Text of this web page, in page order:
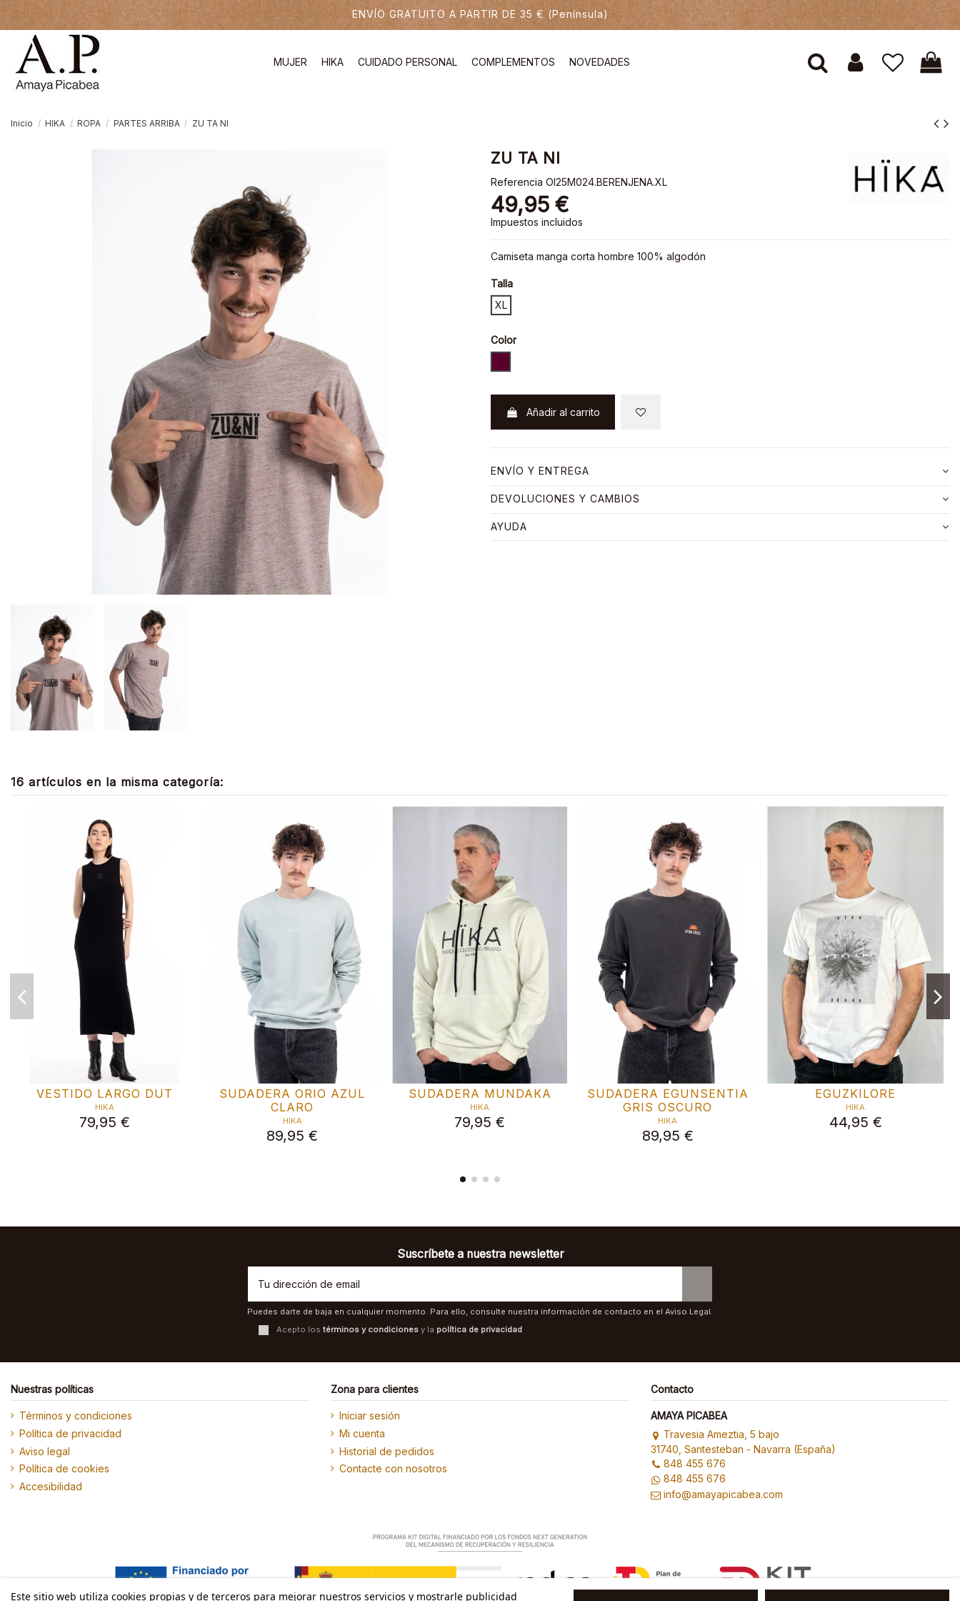
ENVÍO GRATUITO A PARTIR DE 35 € (Península)
MUJER HIKA CUIDADO PERSONAL COMPLEMENTOS NOVEDADES
Inicio HIKA ROPA PARTES ARRIBA ZU TA NI
ZU TA NI
Referencia OI25M024.BERENJENA.XL
49,95 €
Impuestos incluidos
Camiseta manga corta hombre 100% algodón
Talla
XL
Color
Añadir al carrito
ENVÍO Y ENTREGA
DEVOLUCIONES Y CAMBIOS
AYUDA
16 artículos en la misma categoría:
SUDADERA BIOK
HIKA
89,95 €
SUDADERA MAHATS
HIKA
79,95 €
T-SHIRT WILD
HIKA
49,95 €
T-SHIRT PUNK
HIKA
49,95 €
JERSEY OIZ
HIKA
59,95 €
Suscríbete a nuestra newsletter
Puedes darte de baja en cualquier momento. Para ello, consulte nuestra información de contacto en el Aviso Legal.
Acepto los términos y condiciones y la política de privacidad
Nuestras políticas
Términos y condiciones
Política de privacidad
Aviso legal
Política de cookies
Accesibilidad
Zona para clientes
Iniciar sesión
Mi cuenta
Historial de pedidos
Contacte con nosotros
Contacto
AMAYA PICABEA
Travesia Ameztia, 5 bajo
31740, Santesteban - Navarra (España)
848 455 676
848 455 676
info@amayapicabea.com
Este sitio web utiliza cookies propias y de terceros para mejorar nuestros servicios y mostrarle publicidad